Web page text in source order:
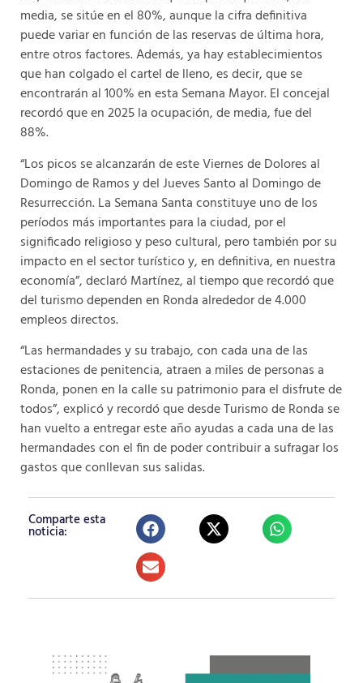
media, se sitúe en el 80%, aunque la cifra definitiva
puede variar en función de las reservas de última hora,
entre otros factores. Además, ya hay establecimientos
que han colgado el cartel de lleno, es decir, que se
encontrarán al 100% en esta Semana Mayor. El concejal
recordó que en 2025 la ocupación, de media, fue del
88%.
“Los picos se alcanzarán de este Viernes de Dolores al
Domingo de Ramos y del Jueves Santo al Domingo de
Resurrección. La Semana Santa constituye uno de los
períodos más importantes para la ciudad, por el
significado religioso y peso cultural, pero también por su
impacto en el sector turístico y, en definitiva, en nuestra
economía”, declaró Martínez, al tiempo que recordó que
del turismo dependen en Ronda alrededor de 4.000
empleos directos.
“Las hermandades y su trabajo, con cada una de las
estaciones de penitencia, atraen a miles de personas a
Ronda, ponen en la calle su patrimonio para el disfrute de
todos”, explicó y recordó que desde Turismo de Ronda se
han vuelto a entregar este año ayudas a cada una de las
hermandades con el fin de poder contribuir a sufragar los
gastos que conllevan sus salidas.
Comparte esta
noticia: